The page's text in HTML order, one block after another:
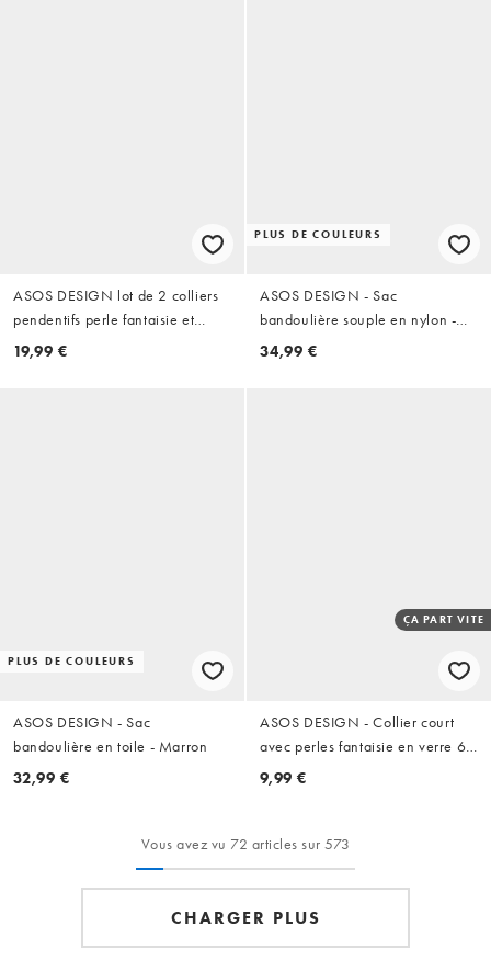
ASOS DESIGN lot de 2 colliers
pendentifs perle fantaisie et
coquillage en or
19,99 €
PLUS DE COULEURS
ASOS DESIGN - Sac
bandoulière souple en nylon -
Noir
34,99 €
PLUS DE COULEURS
ASOS DESIGN - Sac
bandoulière en toile - Marron
32,99 €
ÇA PART VITE
ASOS DESIGN - Collier court
avec perles fantaisie en verre 6
mm - Blanc
9,99 €
Vous avez vu 72 articles sur 573
CHARGER PLUS